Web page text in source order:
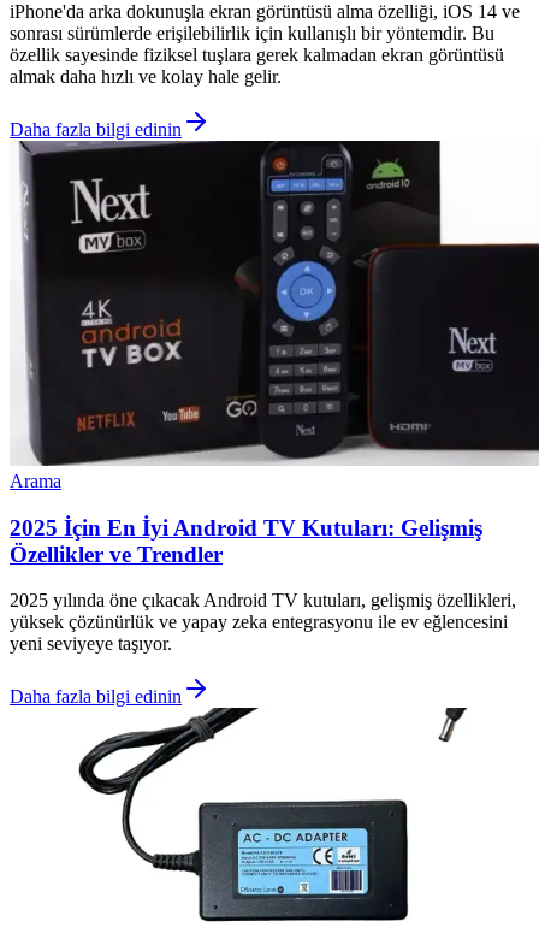
iPhone'da arka dokunuşla ekran görüntüsü alma özelliği, iOS 14 ve
sonrası sürümlerde erişilebilirlik için kullanışlı bir yöntemdir. Bu
özellik sayesinde fiziksel tuşlara gerek kalmadan ekran görüntüsü
almak daha hızlı ve kolay hale gelir.
Daha fazla bilgi edinin
Arama
2025 İçin En İyi Android TV Kutuları: Gelişmiş
Özellikler ve Trendler
2025 yılında öne çıkacak Android TV kutuları, gelişmiş özellikleri,
yüksek çözünürlük ve yapay zeka entegrasyonu ile ev eğlencesini
yeni seviyeye taşıyor.
Daha fazla bilgi edinin